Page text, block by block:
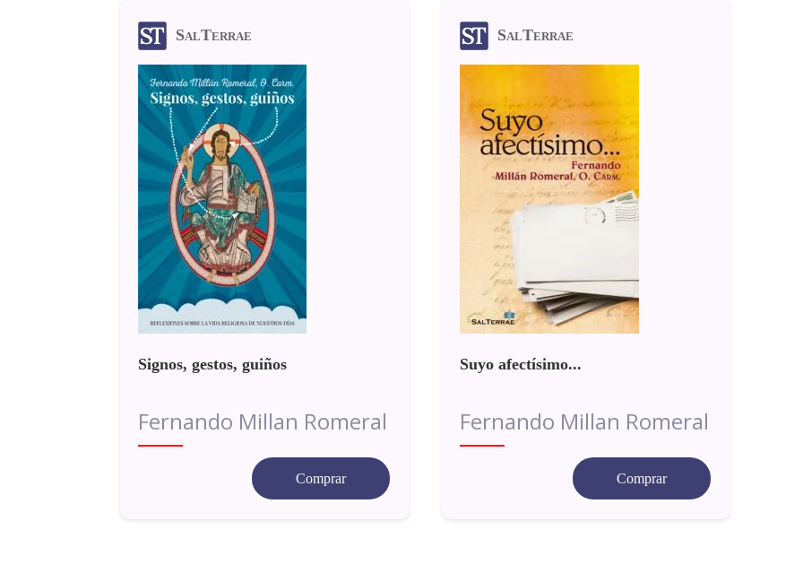
SalTerrae
Signos, gestos, guiños
Fernando Millan Romeral
Comprar
SalTerrae
Suyo afectísimo...
Fernando Millan Romeral
Comprar